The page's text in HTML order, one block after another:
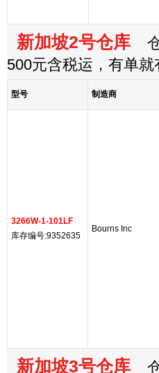
新加坡2号仓库 仓
500元含税运，有单
型号 制造商
3266W-1-101LF
库存编号:9352635
Bourns Inc
新加坡3号仓库 仓